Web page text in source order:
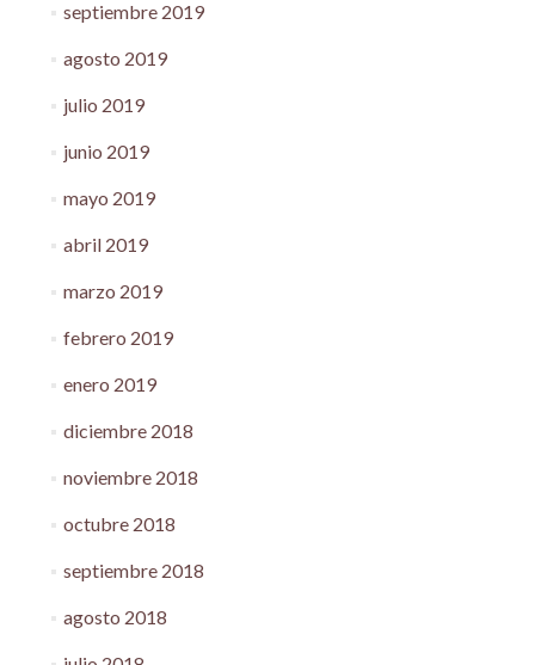
septiembre 2019
agosto 2019
julio 2019
junio 2019
mayo 2019
abril 2019
marzo 2019
febrero 2019
enero 2019
diciembre 2018
noviembre 2018
octubre 2018
septiembre 2018
agosto 2018